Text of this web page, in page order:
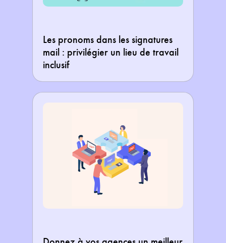
Les pronoms dans les signatures
mail : privilégier un lieu de travail
inclusif